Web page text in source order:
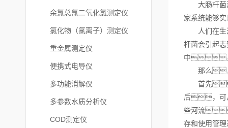
余氯总氯二氧化氯测定仪
氯化物（氯离子）测定仪
重金属测定仪
便携式电导仪
多功能消解仪
多参数水质分析仪
COD测定仪
大肠杆菌
家系统能够
人们在生
杆菌会引起
中，
那么
首先
后，可
些河流
存和使用管